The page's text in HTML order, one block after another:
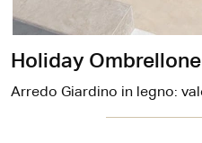
Holiday Ombrellone